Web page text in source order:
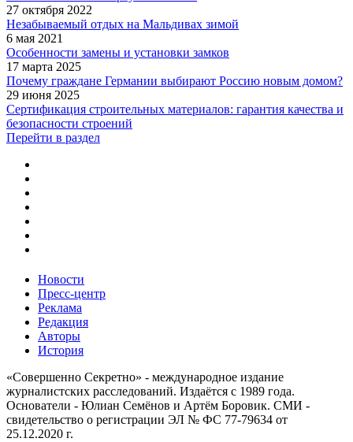
27 октября 2022
Незабываемый отдых на Мальдивах зимой
6 мая 2021
Особенности замены и установки замков
17 марта 2025
Почему граждане Германии выбирают Россию новым домом?
29 июня 2025
Сертификация строительных материалов: гарантия качества и
безопасности строений
Перейти в раздел
Новости
Пресс-центр
Реклама
Редакция
Авторы
История
«Совершенно Секретно» - международное издание
журналистских расследований. Издаётся с 1989 года.
Основатели - Юлиан Семёнов и Артём Боровик. CМИ -
свидетельство о регистрации ЭЛ № ФС 77-79634 от
25.12.2020 г.